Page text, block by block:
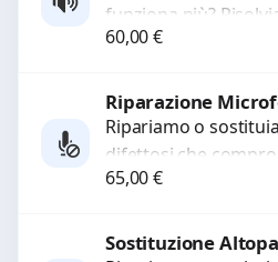
funziona più?
a moduli audio
60,00€
Riparazione
Ripariamo o
difettosi che
audio delle
di...
65,00€
Sostituzione